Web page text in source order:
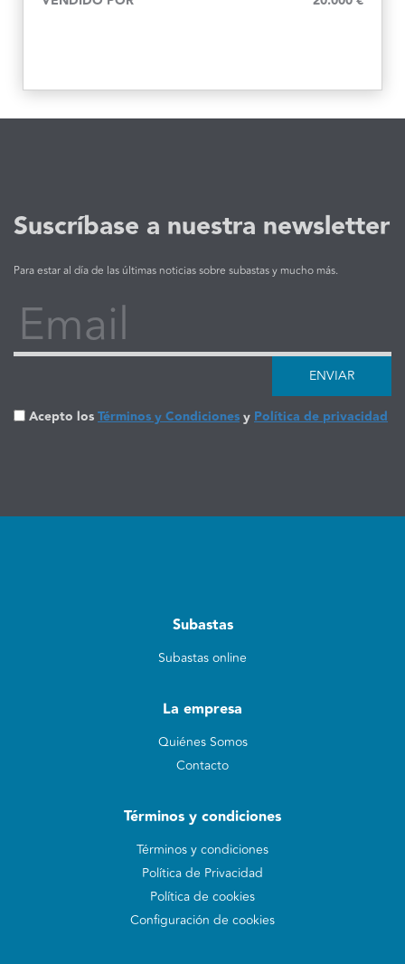
Suscríbase a nuestra newsletter
Para estar al día de las últimas noticias sobre subastas y mucho más.
Email
ENVIAR
Acepto losTérminos y CondicionesyPolítica de privacidad
Subastas
Subastas online
La empresa
Quiénes Somos
Contacto
Términos y condiciones
Términos y condiciones
Política de Privacidad
Política de cookies
Configuración de cookies